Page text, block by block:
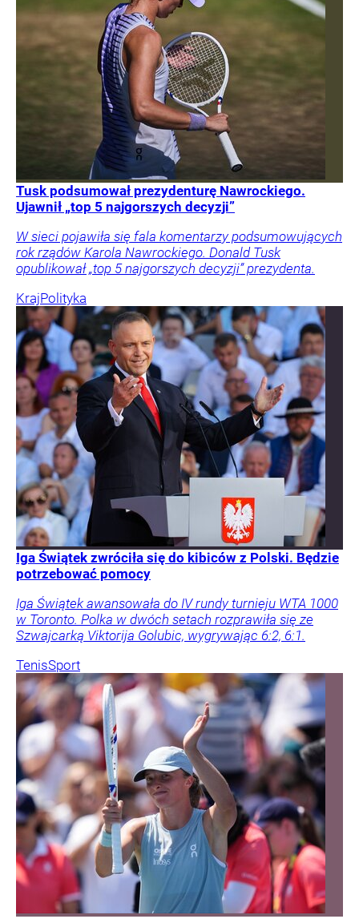
Tusk podsumował prezydenturę Nawrockiego.
Ujawnił „top 5 najgorszych decyzji”
W sieci pojawiła się fala komentarzy podsumowujących
rok rządów Karola Nawrockiego. Donald Tusk
opublikował „top 5 najgorszych decyzji” prezydenta.
KrajPolityka
Iga Świątek zwróciła się do kibiców z Polski. Będzie
potrzebować pomocy
Iga Świątek awansowała do IV rundy turnieju WTA 1000
w Toronto. Polka w dwóch setach rozprawiła się ze
Szwajcarką Viktorija Golubic, wygrywając 6:2, 6:1.
TenisSport